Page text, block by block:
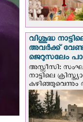
വിശുദ്ധ
അവർക്ക്
ജെറുസലേം
അസ്സീസി:
നാട്ടിലെ
കഴിഞ്ഞുവെന്നും